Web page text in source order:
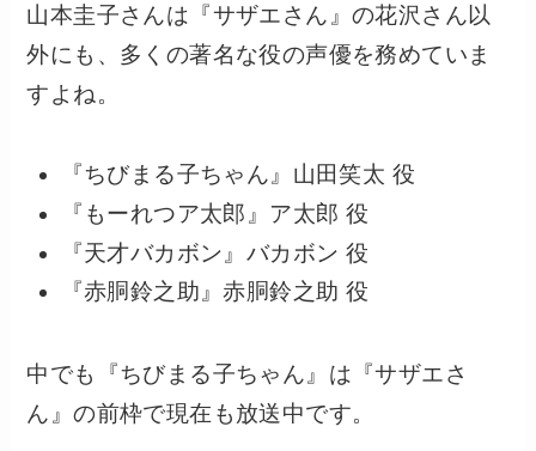
山本圭子さんは『サザエさん』の花沢さん以
外にも、多くの著名な役の声優を務めていま
すよね。
『ちびまる子ちゃん』山田笑太 役
『もーれつア太郎』ア太郎 役
『天才バカボン』バカボン 役
『赤胴鈴之助』赤胴鈴之助 役
中でも『ちびまる子ちゃん』は『サザエさ
ん』の前枠で現在も放送中です。